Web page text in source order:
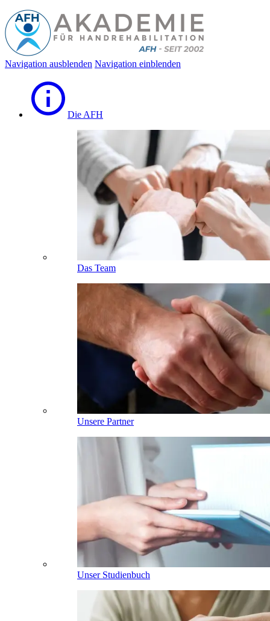
Navigation ausblenden Navigation einblenden
Die AFH
Das Team
Unsere Partner
Unser Studienbuch